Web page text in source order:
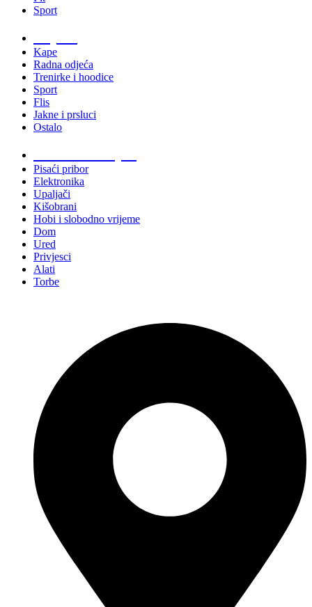
Sport
Kape
Radna odjeća
Trenirke i hoodice
Sport
Flis
Jakne i prsluci
Ostalo
Pisaći pribor
Elektronika
Upaljači
Kišobrani
Hobi i slobodno vrijeme
Dom
Ured
Privjesci
Alati
Torbe